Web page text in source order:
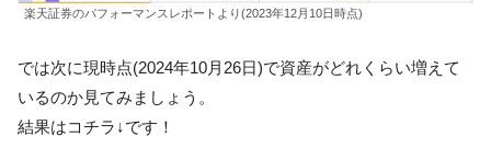
楽天証券のパフォーマンスレポートより(2023年12月10日時点)
では次に現時点(2024年10月26日)で資産がどれくらい増えて
いるのか見てみましょう。
結果はコチラ↓です！